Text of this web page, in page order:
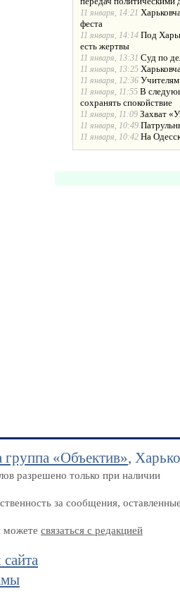
11 января, 14:21
феста
11 января, 14:14 Под
есть жертвы
11 января, 13:31 Суд по
11 января, 13:25
11 января, 12:36
11 января, 11:55 В
сохранять спокойствие
11 января, 11:09 Захват
11 января, 10:49
11 января, 10:42 На
«Объектив»,
разрешено только при наличии
за сообщения,
связаться с редакцией